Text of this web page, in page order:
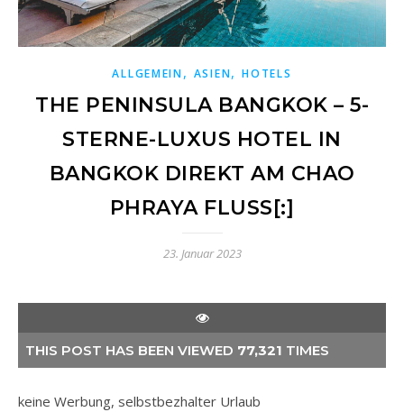
ALLGEMEIN, ASIEN,HOTELS
THE PENINSULA BANGKOK – 5-
STERNE-LUXUS HOTEL IN
BANGKOK DIREKT AM CHAO
PHRAYA FLUSS[:]
23. Januar 2023
THIS POST HAS BEEN VIEWED 77,321 TIMES
keine Werbung, selbstbezhalter Urlaub